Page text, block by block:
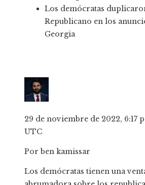
Los demócratas
Republicano en los
Georgia
29 de noviembre de 2022, 6:17
UTC
Por ben kamissar
Los demócratas tienen una